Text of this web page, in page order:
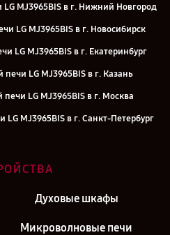
MJ3965BIS в г. Нижний Новгород
LG MJ3965BIS в г. Новосибирск
LG MJ3965BIS в г. Екатеринбург
LG MJ3965BIS в г. Казань
LG MJ3965BIS в г. Москва
MJ3965BIS в г. Санкт-Петербург
Духовые шкафы
Микроволновые печи